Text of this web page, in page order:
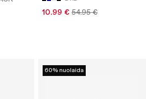
10.99 € 54.95 €
60% nuolaida